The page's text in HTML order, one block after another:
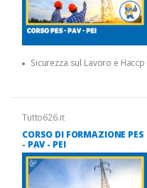
Sicurezza sul Lavoro e Haccp
Tutto626.it
CORSO DI FORMAZIONE PES
- PAV - PEI